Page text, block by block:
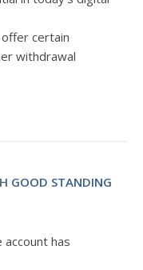
certain
withdrawal
GOOD STANDING
has